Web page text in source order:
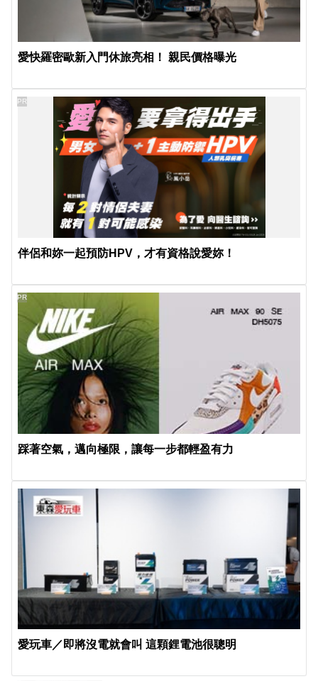
愛快羅密歐新入門休旅亮相！ 親民價格曝光
伴侶和妳一起預防HPV，才有資格說愛妳！
PR
踩著空氣，邁向極限，讓每一步都輕盈有力
PR
愛玩車／即將沒電就會叫 這顆鋰電池很聰明